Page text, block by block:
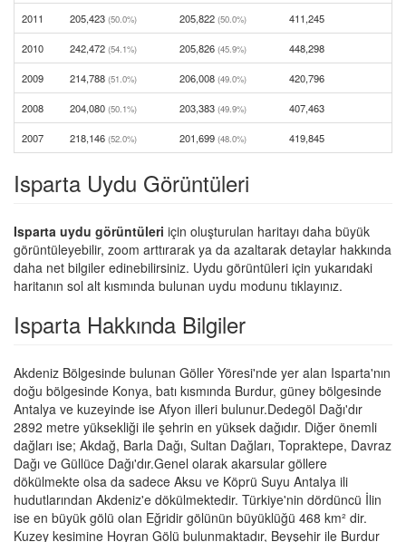
2011 205,423 (50.0%) 205,822 (50.0%) 411,245
2010 242,472 (54.1%) 205,826 (45.9%) 448,298
2009 214,788 (51.0%) 206,008 (49.0%) 420,796
2008 204,080 (50.1%) 203,383 (49.9%) 407,463
2007 218,146 (52.0%) 201,699 (48.0%) 419,845
Isparta Uydu Görüntüleri
Isparta uydu görüntüleri için oluşturulan haritayı daha büyük
görüntüleyebilir, zoom arttırarak ya da azaltarak detaylar hakkında
daha net bilgiler edinebilirsiniz. Uydu görüntüleri için yukarıdaki
haritanın sol alt kısmında bulunan uydu modunu tıklayınız.
Isparta Hakkında Bilgiler
Akdeniz Bölgesinde bulunan Göller Yöresi'nde yer alan Isparta'nın
doğu bölgesinde Konya, batı kısmında Burdur, güney bölgesinde
Antalya ve kuzeyinde ise Afyon illeri bulunur.Dedegöl Dağı'dır
2892 metre yüksekliği ile şehrin en yüksek dağıdır. Diğer önemli
dağları ise; Akdağ, Barla Dağı, Sultan Dağları, Topraktepe, Davraz
Dağı ve Güllüce Dağı'dır.Genel olarak akarsular göllere
dökülmekte olsa da sadece Aksu ve Köprü Suyu Antalya ili
hudutlarından Akdeniz'e dökülmektedir. Türkiye'nin dördüncü İlin
ise en büyük gölü olan Eğridir gölünün büyüklüğü 468 km² dir.
Kuzey kesimine Hoyran Gölü bulunmaktadır, Beyşehir ile Burdur